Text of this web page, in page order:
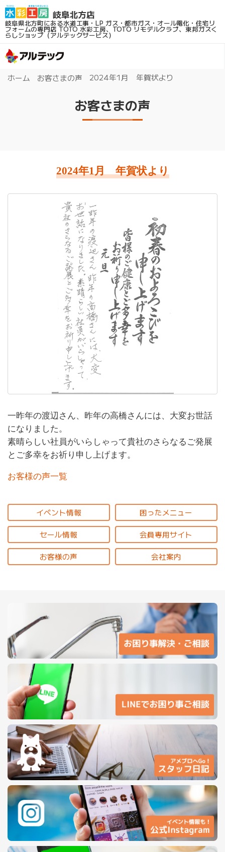
岐阜県北方町にある水道工事・LP ガス・都市ガス・オール電化・住宅リ
フォームの専門店TOTO 水彩工房、TOTO リモデルクラブ、東邦ガスく
らしショップ（アルテックサービス）
ホーム お客さまの声 2024年1月 年賀状より
お客さまの声
2024年1月 年賀状より
一昨年の渡辺さん、昨年の高橋さんには、大変お世話
になりました。
素晴らしい社員がいらしゃって貴社のさらなるご発展
とご多幸をお祈り申し上げます。
お客様の声一覧
イベント情報 困ったメニュー
セール情報 会員専用サイト
お客様の声 会社案内